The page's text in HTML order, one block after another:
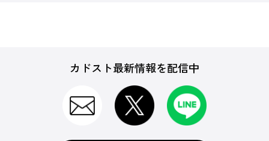
カドスト最新情報を配信中